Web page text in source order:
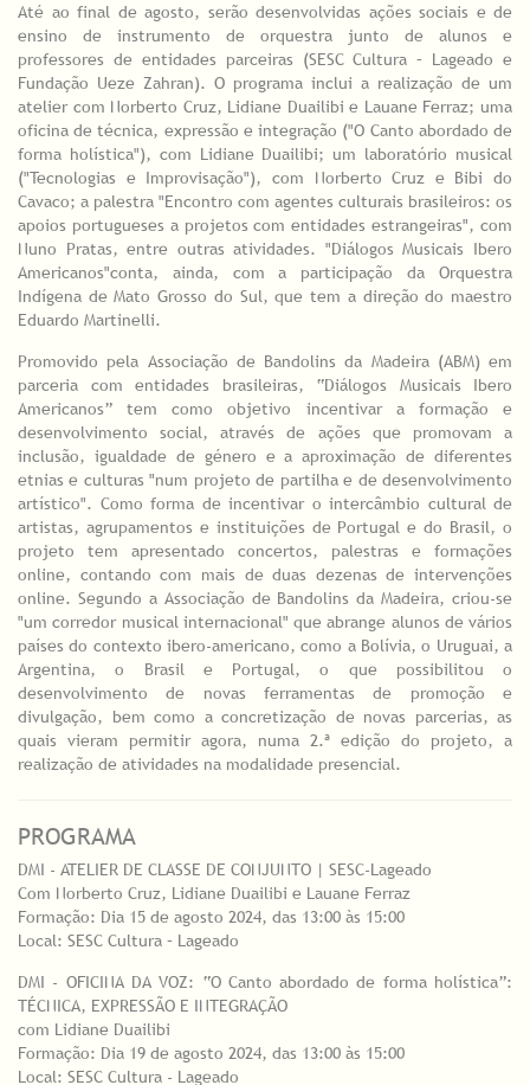
Até ao final de agosto, serão desenvolvidas ações sociais e de
ensino de instrumento de orquestra junto de alunos e
professores de entidades parceiras (SESC Cultura – Lageado e
Fundação Ueze Zahran). O programa inclui a realização de um
atelier com Norberto Cruz, Lidiane Duailibi e Lauane Ferraz; uma
oficina de técnica, expressão e integração ("O Canto abordado de
forma holística"), com Lidiane Duailibi; um laboratório musical
("Tecnologias e Improvisação"), com Norberto Cruz e Bibi do
Cavaco; a palestra "Encontro com agentes culturais brasileiros: os
apoios portugueses a projetos com entidades estrangeiras", com
Nuno Pratas, entre outras atividades. "Diálogos Musicais Ibero
Americanos"conta, ainda, com a participação da Orquestra
Indígena de Mato Grosso do Sul, que tem a direção do maestro
Eduardo Martinelli.
Promovido pela Associação de Bandolins da Madeira (ABM) em
parceria com entidades brasileiras, “Diálogos Musicais Ibero
Americanos” tem como objetivo incentivar a formação e
desenvolvimento social, através de ações que promovam a
inclusão, igualdade de género e a aproximação de diferentes
etnias e culturas "num projeto de partilha e de desenvolvimento
artístico". Como forma de incentivar o intercâmbio cultural de
artistas, agrupamentos e instituições de Portugal e do Brasil, o
projeto tem apresentado concertos, palestras e formações
online, contando com mais de duas dezenas de intervenções
online. Segundo a Associação de Bandolins da Madeira, criou-se
"um corredor musical internacional" que abrange alunos de vários
países do contexto ibero-americano, como a Bolívia, o Uruguai, a
Argentina, o Brasil e Portugal, o que possibilitou o
desenvolvimento de novas ferramentas de promoção e
divulgação, bem como a concretização de novas parcerias, as
quais vieram permitir agora, numa 2.ª edição do projeto, a
realização de atividades na modalidade presencial.
PROGRAMA
DMI - ATELIER DE CLASSE DE CONJUNTO | SESC-Lageado
Com Norberto Cruz, Lidiane Duailibi e Lauane Ferraz
Formação: Dia 15 de agosto 2024, das 13:00 às 15:00
Local: SESC Cultura – Lageado
DMI - OFICINA DA VOZ: “O Canto abordado de forma holística”:
TÉCNICA, EXPRESSÃO E INTEGRAÇÃO
com Lidiane Duailibi
Formação: Dia 19 de agosto 2024, das 13:00 às 15:00
Local: SESC Cultura - Lageado